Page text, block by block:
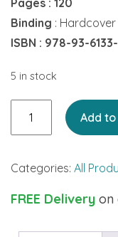
Pages : 120
Binding : Hardcover
ISBN : 978-93-
5 in stock
Add
Categories: All
FREE Delivery on